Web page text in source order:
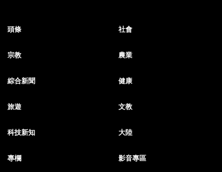
頭條 社會
宗教 農業
綜合新聞 健康
旅遊 文教
科技新知 大陸
專欄 影音專區